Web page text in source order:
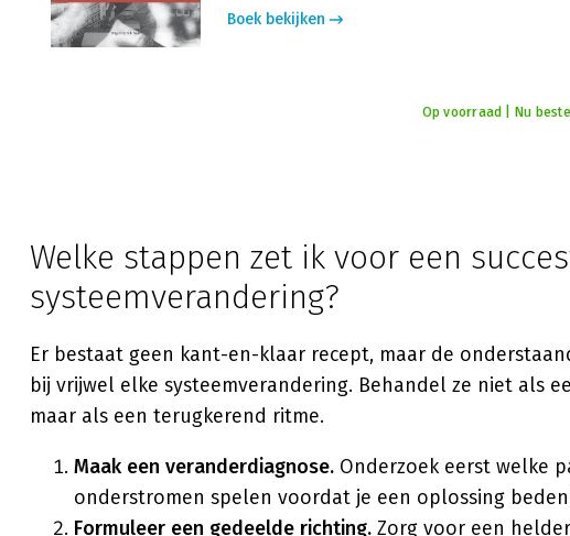
Boek bekijken
Op voorraad | Nu
Welke stappen zet ik voor een
systeemverandering?
Er bestaat geen kant-en-klaar recept, maar de
bij vrijwel elke systeemverandering. Behandel ze niet als
maar als een terugkerend ritme.
Maak een veranderdiagnose. Onderzoek eerst welke
onderstromen spelen voordat je een oplossing
Formuleer een gedeelde richting. Zorg voor een